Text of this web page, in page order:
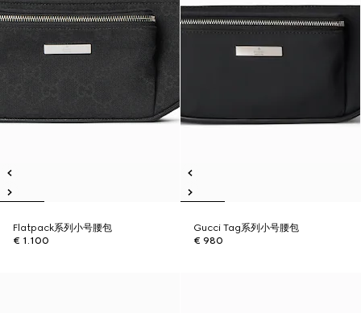
Flatpack系列小号腰包
€ 1.100
Gucci Tag系列小号腰包
€ 980